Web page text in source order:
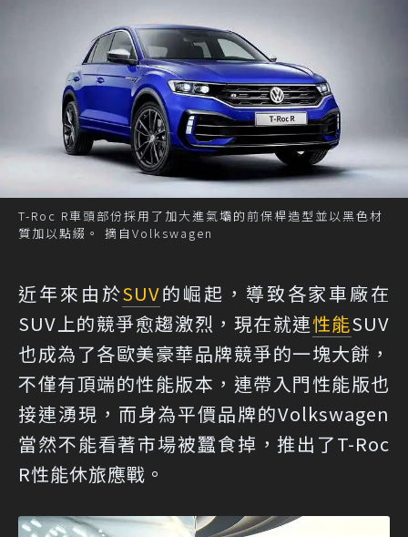
T-Roc R車頭部份採用了加大進氣壩的前保桿造型並以黑色材
質加以點綴。 摘自Volkswagen
近年來由於SUV的崛起，導致各家車廠在
SUV上的競爭愈趨激烈，現在就連性能SUV
也成為了各歐美豪華品牌競爭的一塊大餅，
不僅有頂端的性能版本，連帶入門性能版也
接連湧現，而身為平價品牌的Volkswagen
當然不能看著市場被蠶食掉，推出了T-Roc
R性能休旅應戰。